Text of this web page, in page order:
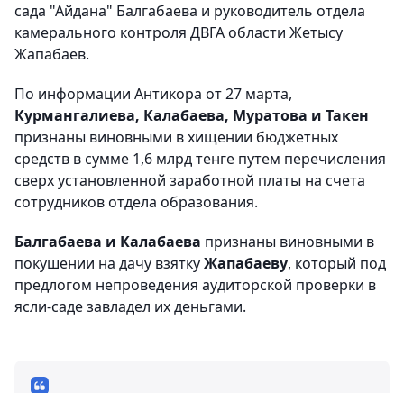
сада "Айдана" Балгабаева и руководитель отдела
камерального контроля ДВГА области Жетысу
Жапабаев.
По информации Антикора от 27 марта,
Курмангалиева, Калабаева, Муратова и Такен
признаны виновными в хищении бюджетных
средств в сумме 1,6 млрд тенге путем перечисления
сверх установленной заработной платы на счета
сотрудников отдела образования.
Балгабаева и Калабаева признаны виновными в
покушении на дачу взяткуЖапабаеву, который под
предлогом непроведения аудиторской проверки в
ясли-саде завладел их деньгами.